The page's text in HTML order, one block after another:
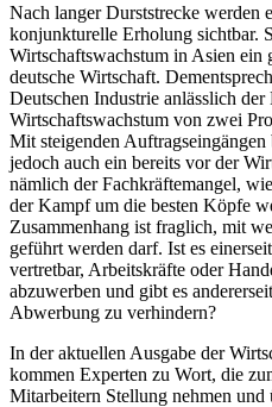
Nach langer Durststrecke werden
konjunkturelle Erholung sichtbar.
Wirtschaftswachstum in Asien ein
deutsche Wirtschaft.
Deutschen Industrie anlässlich
Wirtschaftswachstum von zwei
Mit steigenden
jedoch auch ein bereits vor der
nämlich der Fachkräftemangel,
der Kampf um die besten Köpfe
Zusammenhang ist fraglich, mit
geführt werden darf. Ist es
vertretbar, Arbeitskräfte oder
abzuwerben und gibt es
Abwerbung zu verhindern?
In der aktuellen Ausgabe der
kommen Experten zu Wort, die
Mitarbeitern Stellung nehmen